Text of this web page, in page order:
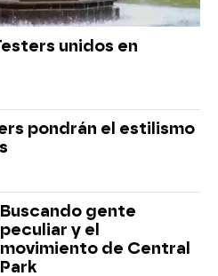
unidos en
pondrán el estilismo
Buscando gente
peculiar y el
movimiento de Central
Park